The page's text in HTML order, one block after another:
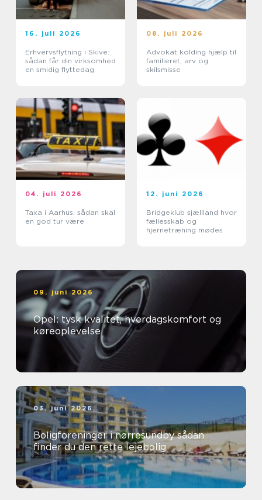
16. juli 2026
Erhvervsflytning i Skive:
sådan får din virksomhed
en smidig flyttedag
08. juli 2026
Advokat kolding hjælp til
familieret, arv og
skilsmisse
04. juli 2026
Taxa i Aarhus: sådan skal
en god tur være
12. juni 2026
Bridgeklub sjællland hvor
fællesskab og
hjernetræning mødes
09. juni 2026
Opel: tysk kvalitet, hverdagskomfort og
køreoplevelse
03. juni 2026
Boligforeninger i nørresundby sådan
finder du den rette lejebolig